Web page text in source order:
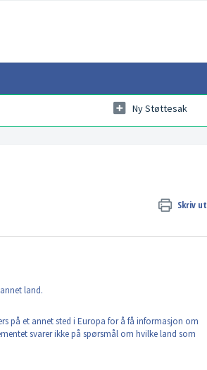
Ny Støttesak
Skriv ut
land.
på et annet sted i Europa for å få informasjon om
svarer ikke på spørsmål om hvilke land som